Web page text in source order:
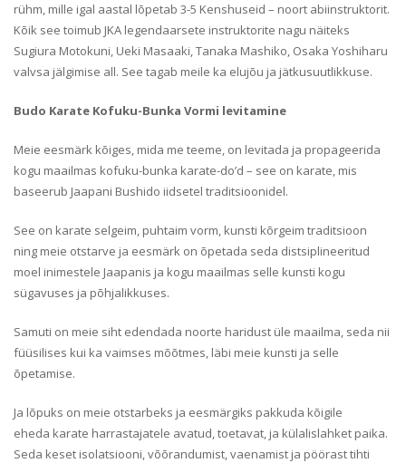
rühm, mille igal aastal lõpetab 3-5 Kenshuseid – noort abiinstruktorit.
Kõik see toimub JKA legendaarsete instruktorite nagu näiteks
Sugiura Motokuni, Ueki Masaaki, Tanaka Mashiko, Osaka Yoshiharu
valvsa jälgimise all. See tagab meile ka elujõu ja jätkusuutlikkuse.
Budo Karate Kofuku-Bunka Vormi levitamine
Meie eesmärk kõiges, mida me teeme, on levitada ja propageerida
kogu maailmas kofuku-bunka karate-do’d – see on karate, mis
baseerub Jaapani Bushido iidsetel traditsioonidel.
See on karate selgeim, puhtaim vorm, kunsti kõrgeim traditsioon
ning meie otstarve ja eesmärk on õpetada seda distsiplineeritud
moel inimestele Jaapanis ja kogu maailmas selle kunsti kogu
sügavuses ja põhjalikkuses.
Samuti on meie siht edendada noorte haridust üle maailma, seda nii
füüsilises kui ka vaimses mõõtmes, läbi meie kunsti ja selle
õpetamise.
Ja lõpuks on meie otstarbeks ja eesmärgiks pakkuda kõigile
eheda karate harrastajatele avatud, toetavat, ja külalislahket paika.
Seda keset isolatsiooni, võõrandumist, vaenamist ja pöörast tihti